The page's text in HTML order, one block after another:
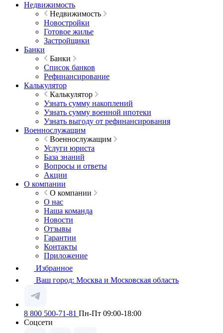
Недвижимость
Недвижимость
Новостройки
Готовое жилье
Застройщики
Банки
Банки
Список банков
Рефинансирование
Калькулятор
Калькулятор
Узнать сумму накоплений
Узнать сумму военной ипотеки
Узнать выгоду от рефинансирования
Военнослужащим
Военнослужащим
Услуги юриста
База знаний
Вопросы и ответы
Акции
О компании
О компании
О нас
Наша команда
Новости
Отзывы
Гарантии
Контакты
Приложение
Избранное
Ваш город: Москва и Московская область
8 800 500-71-81 Пн-Пт 09:00-18:00
Соцсети